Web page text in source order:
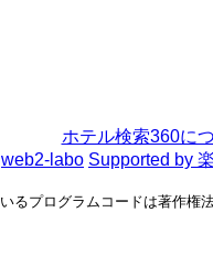
ホテル検索360に
web2-labo Supported by
るプログラムコードは著作